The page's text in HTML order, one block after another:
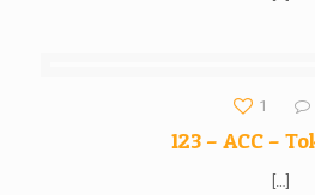
1
123 – ACC –
[…]